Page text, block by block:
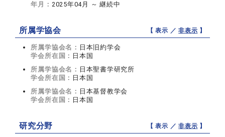
年月： 2025年04月 ～ 継続中
所属学協会 【 表示 ／非表示 】
所属学協会名： 日本旧約学会
学会所在国： 日本国
所属学協会名： 日本聖書学研究所
学会所在国： 日本国
所属学協会名： 日本基督教学会
学会所在国： 日本国
研究分野 【 表示 ／非表示 】